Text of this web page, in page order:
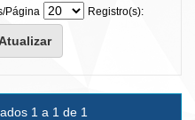
Página
Registro(s):
1 a 1 de 1